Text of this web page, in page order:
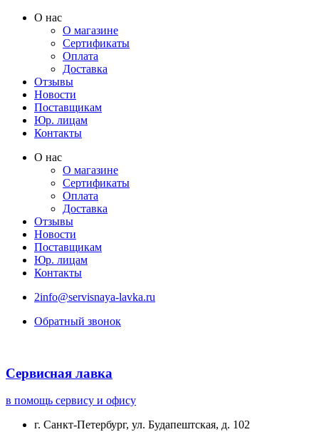
Перейти
содержимому
О нас
О магазине
Сертификаты
Оплата
Доставка
Отзывы
Новости
Поставщикам
Юр. лицам
Контакты
О нас
О магазине
Сертификаты
Оплата
Доставка
Отзывы
Новости
Поставщикам
Юр. лицам
Контакты
2info@servisnaya-lavka.ru
Обратный звонок
Сервисная лавка
в помощь сервису и офису
г. Санкт-Петербург, ул. Будапештская, д. 102